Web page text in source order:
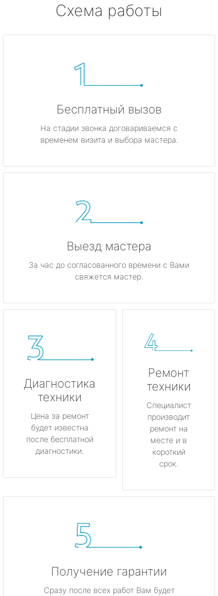
Схема работы
Бесплатный вызов
На стадии звонка договариваемся с
временем визита и выбора мастера.
Выезд мастера
За час до согласованного времени с Вами
свяжется мастер.
Диагностика
техники
Цена за ремонт
будет известна
после бесплатной
диагностики.
Ремонт
техники
Специалист
производит
ремонт на
месте и в
короткий
срок.
Получение гарантии
Сразу после всех работ Вам будет